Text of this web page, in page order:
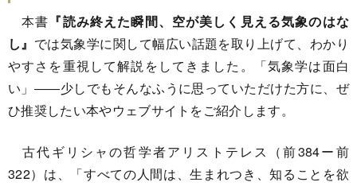
本書 『読み終えた瞬間、空が美しく見える気象のはな
し』 では気象学に関して幅広い話題を取り上げて、わかり
やすさを重視して解説をしてきました。「気象学は面白
い」――少しでもそんなふうに思っていただけた方に、ぜ
ひ推奨したい本やウェブサイトをご紹介します。
古代ギリシャの哲学者アリストテレス（前384ー前
322）は、「すべての人間は、生まれつき、知ることを欲